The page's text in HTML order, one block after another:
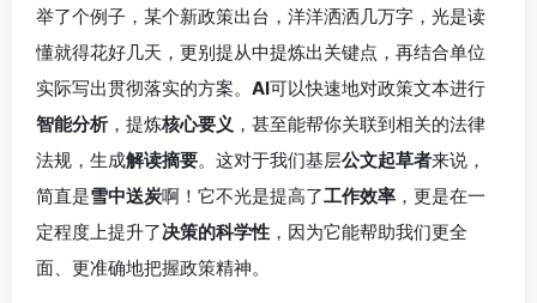
举了个例子，某个新政策出台，洋洋洒洒几万字，光是读
懂就得花好几天，更别提从中提炼出关键点，再结合单位
实际写出贯彻落实的方案。 AI可以快速地对政策文本进行
智能分析，提炼核心要义 ，甚至能帮你关联到相关的法律
法规，生成解读摘要。这对于我们基层公文起草者来说，
简直是雪中送炭啊！它不光是提高了工作效率 ，更是在一
定程度上提升了决策的科学性 ，因为它能帮助我们更全
面、更准确地把握政策精神。